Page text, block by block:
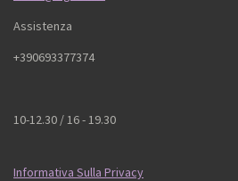
Assistenza
+390693377374
10-12.30 / 16 - 19.30
Informativa Sulla Privacy